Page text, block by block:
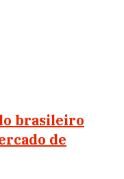
brasileiro
de